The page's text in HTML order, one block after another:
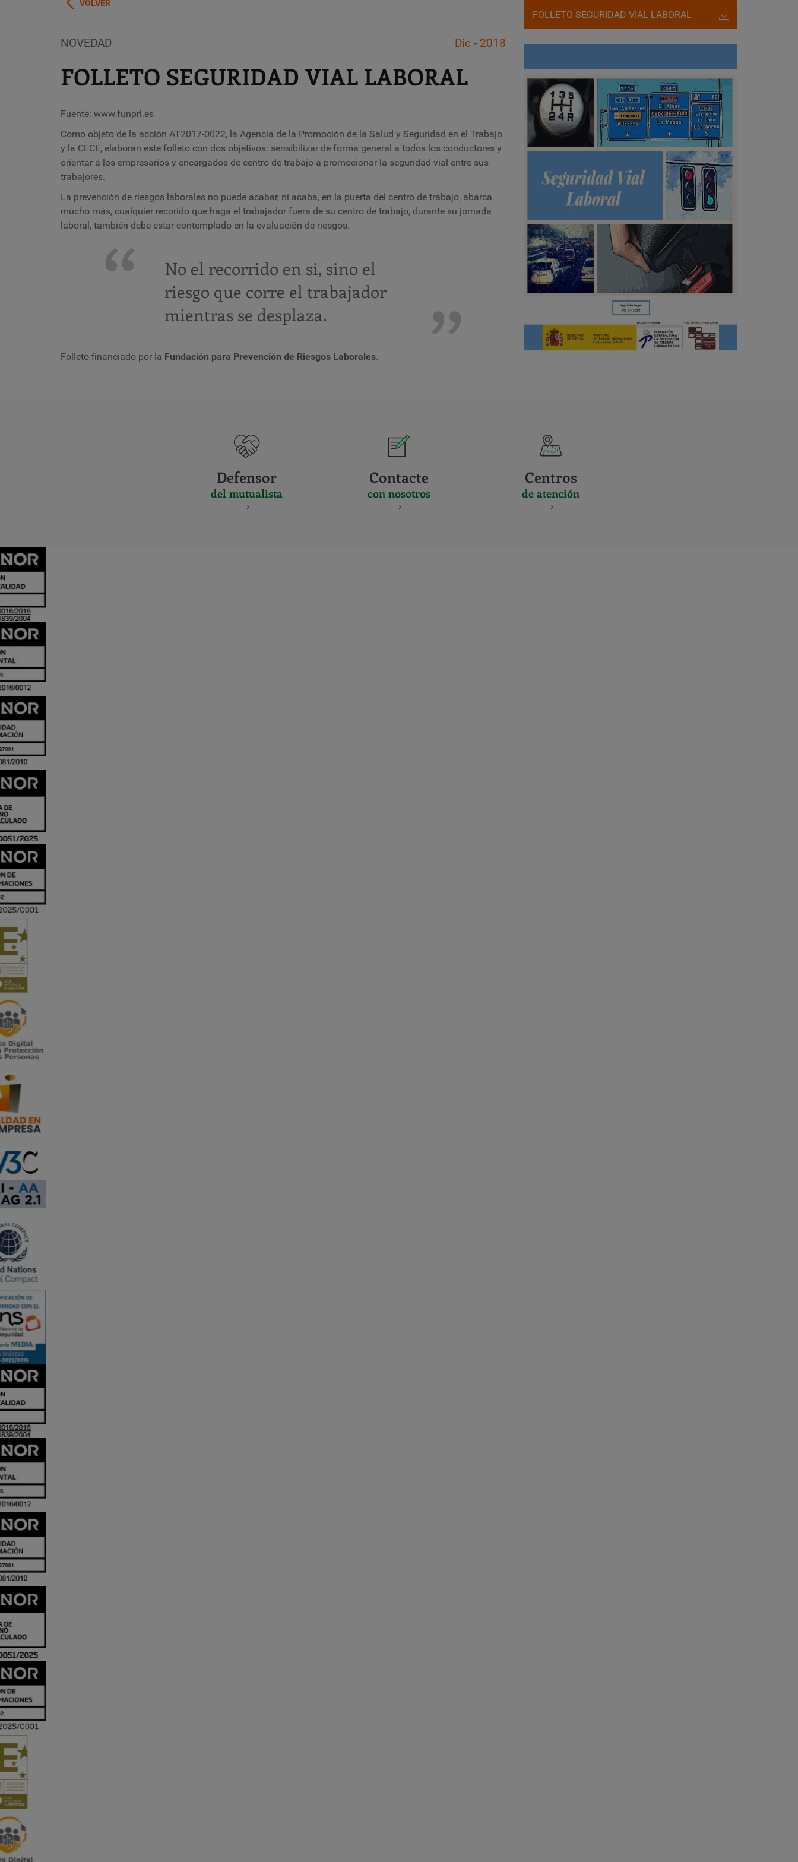
VOLVER
NOVEDAD Dic - 2018
FOLLETO SEGURIDAD VIAL LABORAL
Fuente: www.funprl.es
Como objeto de la acción AT2017-0022, la Agencia de la Promoción de la Salud y Seguridad en el Trabajo
y la CECE, elaboran este folleto con dos objetivos: sensibilizar de forma general a todos los conductores y
orientar a los empresarios y encargados de centro de trabajo a promocionar la seguridad vial entre sus
trabajores.
La prevención de riesgos laborales no puede acabar, ni acaba, en la puerta del centro de trabajo, abarca
mucho más, cualquier recorido que haga el trabajador fuera de su centro de trabajo, durante su jornada
laboral, también debe estar contemplado en la evaluación de riesgos.
No el recorrido en si, sino el
riesgo que corre el trabajador
mientras se desplaza.
Folleto financiado por la Fundación para Prevención de Riesgos Laborales.
FOLLETO SEGURIDAD VIAL LABORAL
Defensor
del mutualista
Contacte
con nosotros
Centros
de atención